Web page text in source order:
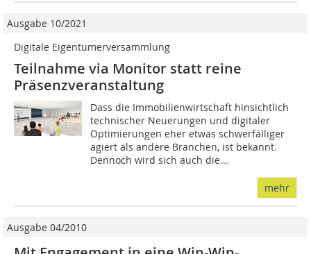
Ausgabe 10/2021
Digitale Eigentümerversammlung
Teilnahme via Monitor statt reine
Präsenzveranstaltung
Dass die Immobilienwirtschaft hinsichtlich
technischer Neuerungen und digitaler
Optimierungen eher etwas schwerfälliger
agiert als andere Branchen, ist bekannt.
Dennoch wird sich auch die...
mehr
Ausgabe 04/2010